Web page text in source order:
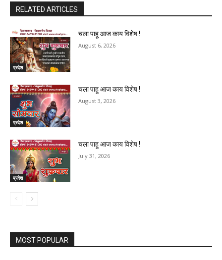
RELATED ARTICLES
प्रदेश
चला पाहू आज काय विशेष !
August 6, 2026
प्रदेश
चला पाहू आज काय विशेष !
August 3, 2026
प्रदेश
चला पाहू आज काय विशेष !
July 31, 2026
MOST POPULAR